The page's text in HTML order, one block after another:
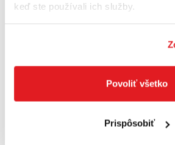
keď ste používali ich služby.
Povoliť všetko
Prispôsobiť
45,90 €
Cena je informatívna, pre individuálnu